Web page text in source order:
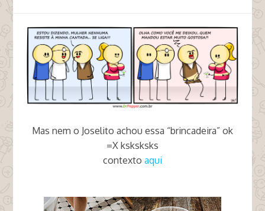
Mas nem o Joselito achou essa “brincadeira” ok
=X ksksksks
contexto aqui